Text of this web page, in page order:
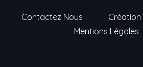
Contactez Nous
Création
Mentions Légales